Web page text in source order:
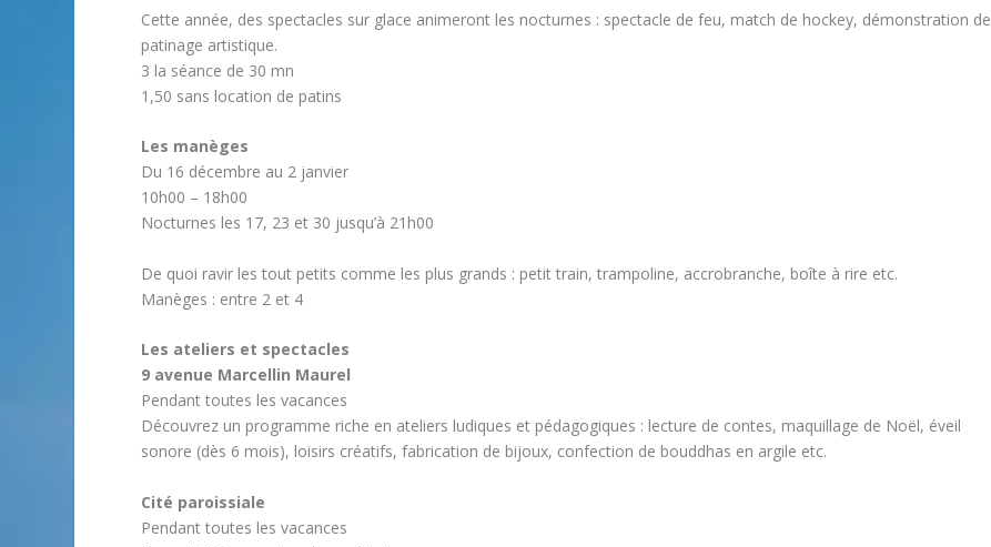
Cette année, des spectacles sur glace animeront les nocturnes : spectacle de feu, match de hockey, démonstration de
patinage artistique.
3 la séance de 30 mn
1,50 sans location de patins
Les manèges
Du 16 décembre au 2 janvier
10h00 – 18h00
Nocturnes les 17, 23 et 30 jusqu’à 21h00
De quoi ravir les tout petits comme les plus grands : petit train, trampoline, accrobranche, boîte à rire etc.
Manèges : entre 2 et 4
Les ateliers et spectacles
9 avenue Marcellin Maurel
Pendant toutes les vacances
Découvrez un programme riche en ateliers ludiques et pédagogiques : lecture de contes, maquillage de Noël, éveil
sonore (dès 6 mois), loisirs créatifs, fabrication de bijoux, confection de bouddhas en argile etc.
Cité paroissiale
Pendant toutes les vacances